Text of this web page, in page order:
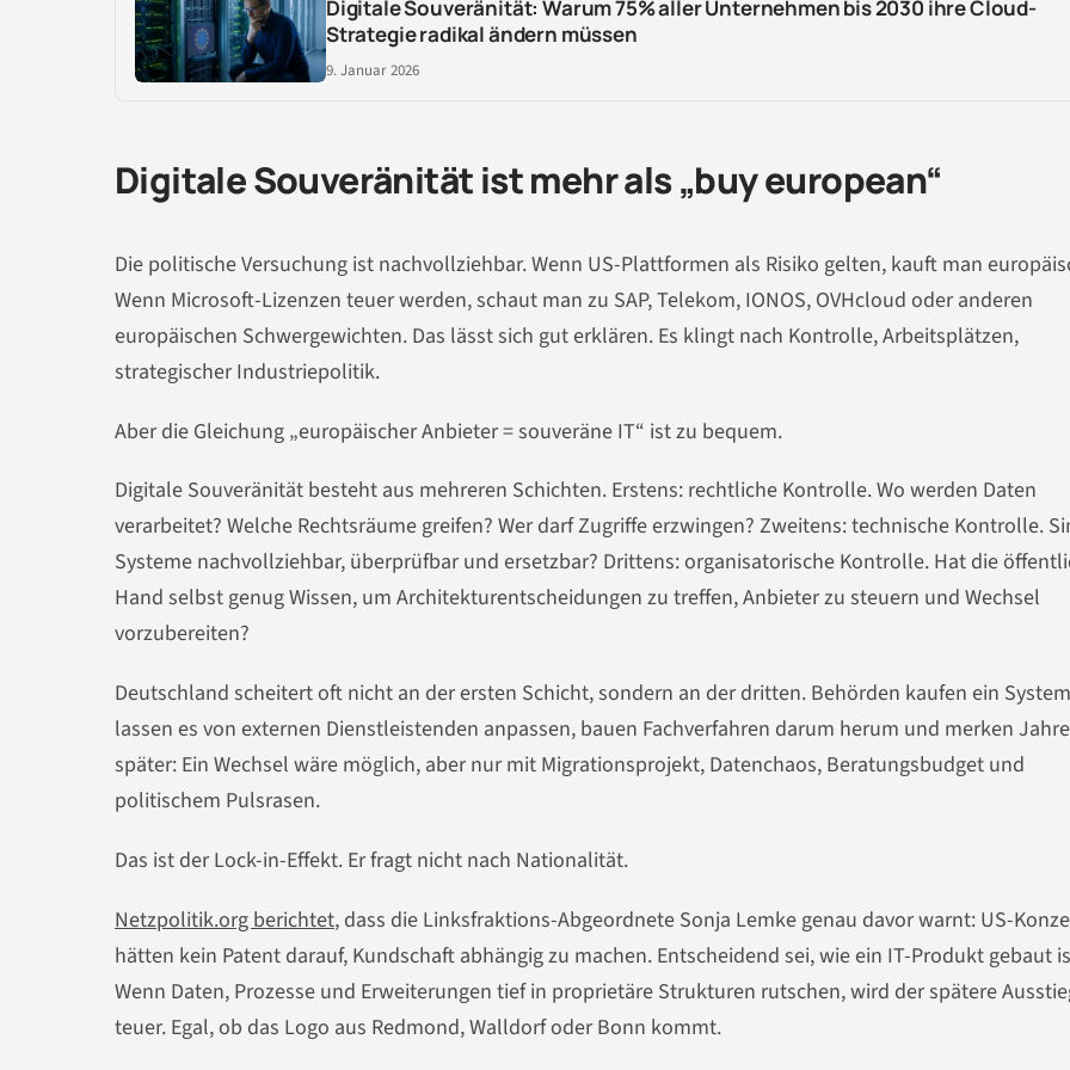
Digitale Souveränität: Warum 75% aller Unternehmen bis 2030 ihre Cloud-
Strategie radikal ändern müssen
9. Januar 2026
Digitale Souveränität ist mehr als „buy european“
Die politische Versuchung ist nachvollziehbar. Wenn US-Plattformen als Risiko gelten, kauft man
Wenn Microsoft-Lizenzen teuer werden, schaut man zu SAP, Telekom, IONOS, OVHcloud oder anderen
europäischen Schwergewichten. Das lässt sich gut erklären. Es klingt nach Kontrolle, Arbeitsplätzen,
strategischer Industriepolitik.
Aber die Gleichung „europäischer Anbieter = souveräne IT“ ist zu bequem.
Digitale Souveränität besteht aus mehreren Schichten. Erstens: rechtliche Kontrolle. Wo werden Daten
verarbeitet? Welche Rechtsräume greifen? Wer darf Zugriffe erzwingen? Zweitens: technische Kontrolle.
Systeme nachvollziehbar, überprüfbar und ersetzbar? Drittens: organisatorische Kontrolle. Hat die
Hand selbst genug Wissen, um Architekturentscheidungen zu treffen, Anbieter zu steuern und Wechsel
vorzubereiten?
Deutschland scheitert oft nicht an der ersten Schicht, sondern an der dritten. Behörden kaufen ein
lassen es von externen Dienstleistenden anpassen, bauen Fachverfahren darum herum und merken Jahre
später: Ein Wechsel wäre möglich, aber nur mit Migrationsprojekt, Datenchaos, Beratungsbudget und
politischem Pulsrasen.
Das ist der Lock-in-Effekt. Er fragt nicht nach Nationalität.
Netzpolitik.org berichtet, dass die Linksfraktions-Abgeordnete Sonja Lemke genau davor warnt: US-
hätten kein Patent darauf, Kundschaft abhängig zu machen. Entscheidend sei, wie ein IT-Produkt gebaut
Wenn Daten, Prozesse und Erweiterungen tief in proprietäre Strukturen rutschen, wird der spätere
teuer. Egal, ob das Logo aus Redmond, Walldorf oder Bonn kommt.